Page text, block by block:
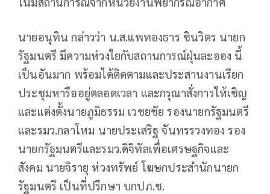
นายอนุทิน กล่าวว่า น.ส.แพทองธาร ชินวิตร นายก
รัฐมนตรี มีความห่วงใยกับสถานการณ์ฝุ่นละออง นี้
เป็นอันมาก พร้อมได้ติดตามและประสานงานเรียก
ประชุมหารืออยู่ตลอดเวลา และกรุณาสั่งการให้เชิญ
และแต่งตั้งนายภูมิธรรม เวชยชัย รองนายกรัฐมนตรี
และรมว.กลาโหม นายประเสริฐ จันทรรวงทอง รอง
นายกรัฐมนตรีและรมว.ดิจิทัลเพื่อเศรษฐกิจและ
สังคม นายจิรายุ ห่วงทรัพย์ โฆษกประสำนักนายก
รัฐมนตรี เป็นที่ปรึกษา บกปภ.ช.